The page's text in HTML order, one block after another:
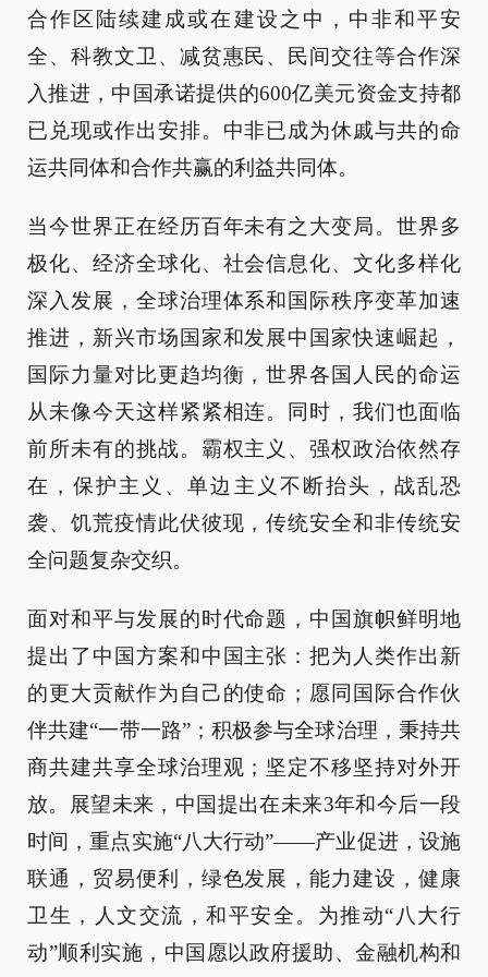
合作区陆续建成或在建设之中，中非和平安
全、科教文卫、减贫惠民、民间交往等合作深
入推进，中国承诺提供的600亿美元资金支持都
已兑现或作出安排。中非已成为休戚与共的命
运共同体和合作共赢的利益共同体。
当今世界正在经历百年未有之大变局。世界多
极化、经济全球化、社会信息化、文化多样化
深入发展，全球治理体系和国际秩序变革加速
推进，新兴市场国家和发展中国家快速崛起，
国际力量对比更趋均衡，世界各国人民的命运
从未像今天这样紧紧相连。同时，我们也面临
前所未有的挑战。霸权主义、强权政治依然存
在，保护主义、单边主义不断抬头，战乱恐
袭、饥荒疫情此伏彼现，传统安全和非传统安
全问题复杂交织。
面对和平与发展的时代命题，中国旗帜鲜明地
提出了中国方案和中国主张：把为人类作出新
的更大贡献作为自己的使命；愿同国际合作伙
伴共建“一带一路”；积极参与全球治理，秉持共
商共建共享全球治理观；坚定不移坚持对外开
放。展望未来，中国提出在未来3年和今后一段
时间，重点实施“八大行动”——产业促进，设施
联通，贸易便利，绿色发展，能力建设，健康
卫生，人文交流，和平安全。为推动“八大行
动”顺利实施，中国愿以政府援助、金融机构和